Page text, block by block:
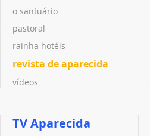
o santuário
pastoral
rainha hotéis
revista de aparecida
vídeos
TV Aparecida